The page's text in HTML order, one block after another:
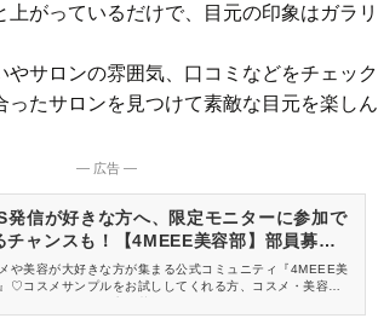
上がっているだけで、目元の印象はガラリ
やサロンの雰囲気、口コミなどをチェック
ったサロンを見つけて素敵な目元を楽しん
― 広告 ―
発信が好きな方へ、限定モニターに参加で
チャンスも！【4MEEE美容部】部員募集
や美容が大好きな方が集まる公式コミュニティ『4MEEE美
♡コスメサンプルをお試ししてくれる方、コスメ・美容情報